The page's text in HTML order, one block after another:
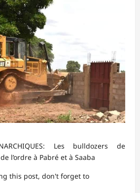
Les bulldozers de
l’ordre à Pabré et à Saaba
this post, don't forget to